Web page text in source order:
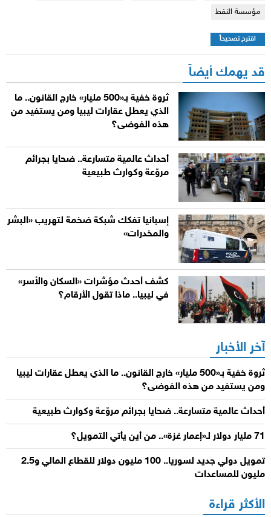
مؤسسة النفط
اقترح تصحيحاً
قد يهمك أيضاً
ثروة خفية بـ«500 مليار» خارج القانون.. ما
الذي يعطل عقارات ليبيا ومن يستفيد من
هذه الفوضى؟
أحداث عالمية متسارعة.. ضحايا بجرائم
مروّعة وكوارث طبيعية
إسبانيا تفكك شبكة ضخمة لتهريب «البشر
والمخدرات»
كشف أحدث مؤشرات «السكان والأسر»
في ليبيا.. ماذا تقول الأرقام؟
آخر الأخبار
ثروة خفية بـ«500 مليار» خارج القانون.. ما الذي يعطل عقارات ليبيا
ومن يستفيد من هذه الفوضى؟
أحداث عالمية متسارعة.. ضحايا بجرائم مروّعة وكوارث طبيعية
71 مليار دولار لـ«إعمار غزة».. من أين يأتي التمويل؟
تمويل دولي جديد لسوريا.. 100 مليون دولار للقطاع المالي و2.5
مليون للمساعدات
الأكثر قراءة